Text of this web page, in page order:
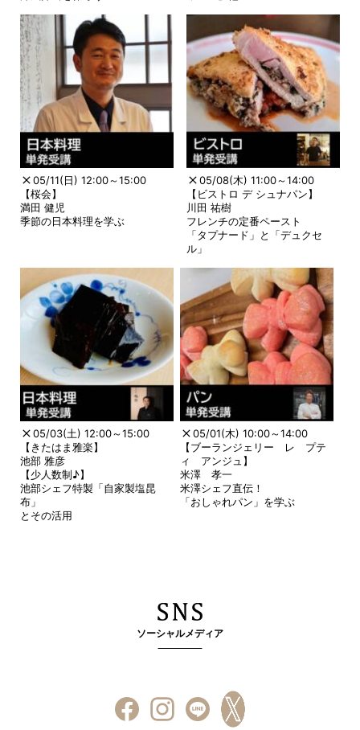
05/11(日) 12:00～15:00
【桜会】
満田 健児
季節の日本料理を学ぶ
05/08(木) 11:00～14:00
【ビストロ デ シュナパン】
川田 祐樹
フレンチの定番ペースト
「タプナード」と「デュクセ
ル」
05/03(土) 12:00～15:00
【きたはま雅楽】
池部 雅彦
【少人数制♪】
池部シェフ特製「自家製塩昆
布」
とその活用
05/01(木) 10:00～14:00
【ブーランジェリー レ プテ
ィ アンジュ】
米澤 孝一
米澤シェフ直伝！
「おしゃれパン」を学ぶ
ソーシャルメディア